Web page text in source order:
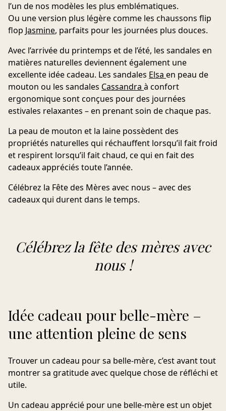
l’un de nos modèles les plus emblématiques.
Ou une version plus légère comme les chaussons flip
flop Jasmine, parfaits pour les journées plus douces.
Avec l’arrivée du printemps et de l’été, les sandales en
matières naturelles deviennent également une
excellente idée cadeau. Les sandales Elsa en peau de
mouton ou les sandales Cassandra à confort
ergonomiquesont conçues pour des journées
estivales relaxantes – en prenant soin de chaque pas.
La peau de mouton et la laine possèdent des
propriétés naturelles qui réchauffent lorsqu’il fait froid
et respirent lorsqu’il fait chaud, ce qui en fait des
cadeaux appréciés toute l’année.
Célébrez la Fête des Mères avec nous – avec des
cadeaux qui durent dans le temps.
Célébrez la fête des mères avec
nous !
Idée cadeau pour belle-mère –
une attention pleine de sens
Trouver un cadeau pour sa belle-mère, c’est avant tout
montrer sa gratitude avec quelque chose de réfléchi et
utile.
Un cadeau apprécié pour une belle-mère est un objet